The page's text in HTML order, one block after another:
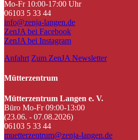
Mo-Fr 10:00-17:00 Uhr
06103 5 33 44
info@zenja-langen.de
ZenJA bei Facebook
ZenJA bei Instagram
Anfahrt Zum ZenJA Newsletter
Mütterzentrum
Mütterzentrum Langen e. V.
Büro Mo-Fr 09:00-13:00
(23.06. - 07.08.2026)
06103 5 33 44
muetterzentrum@zenja-langen.de